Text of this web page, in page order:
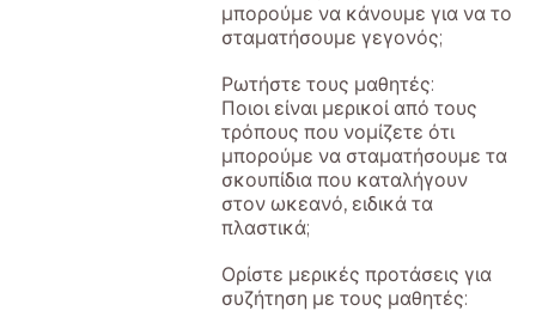
μπορούμε να κάνουμε για να το
σταματήσουμε γεγονός;
Ρωτήστε τους μαθητές:
Ποιοι είναι μερικοί από τους
τρόπους που νομίζετε ότι
μπορούμε να σταματήσουμε τα
σκουπίδια που καταλήγουν
στον ωκεανό, ειδικά τα
πλαστικά;
Ορίστε μερικές προτάσεις για
συζήτηση με τους μαθητές: